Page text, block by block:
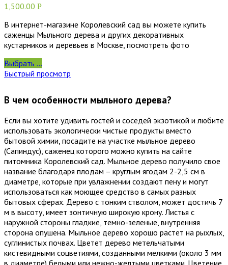
1,500.00 Р
В интернет-магазине Королевский сад вы можете купить
саженцы Мыльного дерева и других декоративных
кустарников и деревьев в Москве, посмотреть фото
Выбрать ...
Быстрый просмотр
В чем особенности мыльного дерева?
Если вы хотите удивить гостей и соседей экзотикой и любите
использовать экологически чистые продукты вместо
бытовой химии, посадите на участке мыльное дерево
(Сапиндус), саженец которого можно купить на сайте
питомника Королевский сад. Мыльное дерево получило свое
название благодаря плодам – круглым ягодам 2-2,5 см в
диаметре, которые при увлажнении создают пену и могут
использоваться как моющее средство в самых разных
бытовых сферах. Дерево с тонким стволом, может достичь 7
м в высоту, имеет зонтичную широкую крону. Листья с
наружной стороны гладкие, темно-зеленые, внутренняя
сторона опушена. Мыльное дерево хорошо растет на рыхлых,
суглинистых почвах. Цветет дерево метельчатыми
кистевидными соцветиями, созданными мелкими (около 3 мм